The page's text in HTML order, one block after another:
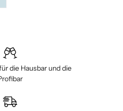
die Hausbar und die